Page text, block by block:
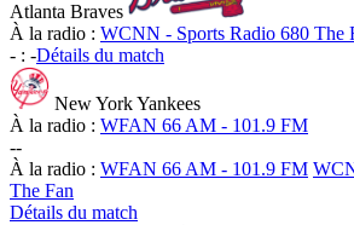
Atlanta Braves
À la radio : WCNN - Sports Radio 680 The
- : -Détails du match
New York Yankees
À la radio : WFAN 66 AM - 101.9 FM
--
À la radio : WFAN 66 AM - 101.9 FM
The Fan
Détails du match